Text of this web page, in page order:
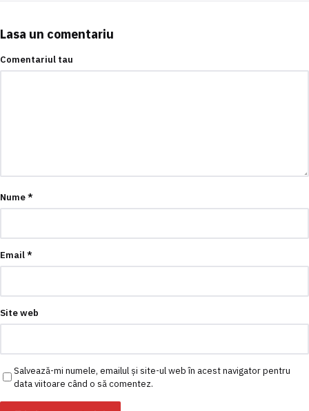
Lasa un comentariu
Comentariul tau
Nume*
Email*
Site web
Salvează-mi numele, emailul și site-ul web în acest navigator pentru
data viitoare când o să comentez.